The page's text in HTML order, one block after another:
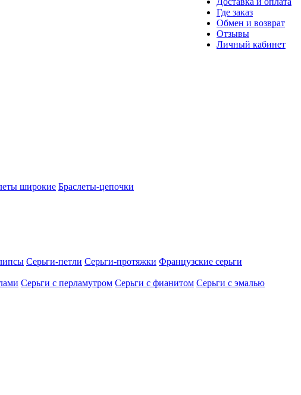
Где заказ
Обмен и возврат
Отзывы
Личный кабинет
широкие Браслеты-цепочки
Серьги-петли Серьги-протяжки Французские серьги
Серьги с перламутром Серьги с фианитом Серьги с эмалью